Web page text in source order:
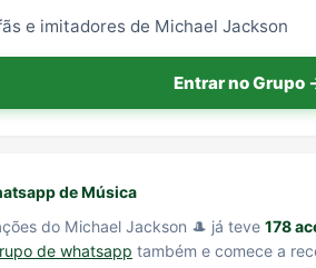
e imitadores de Michael Jackson
Entrar no Grupo
de Música
do Michael Jackson 🎩 já teve 178
de whatsapp também e comece a